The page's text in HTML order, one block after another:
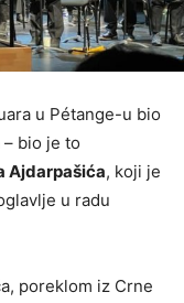
u Pétange-u bio
bio je to
Ajdarpašića, koji je
u radu
poreklom iz Crne